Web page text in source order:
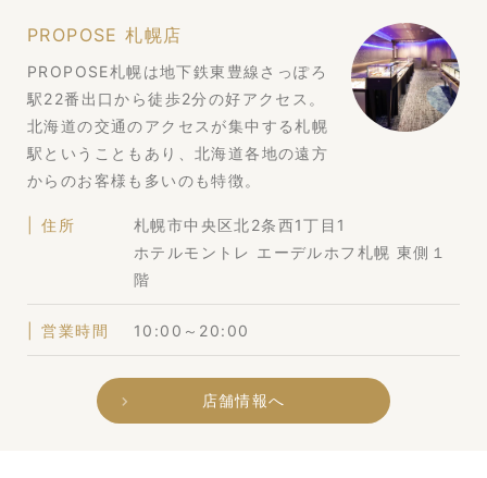
PROPOSE 札幌店
PROPOSE札幌は地下鉄東豊線さっぽろ
駅22番出口から徒歩2分の好アクセス。
北海道の交通のアクセスが集中する札幌
駅ということもあり、北海道各地の遠方
からのお客様も多いのも特徴。
住所
札幌市中央区北2条西1丁目1
ホテルモントレ エーデルホフ札幌 東側１
階
営業時間 10:00～20:00
店舗情報へ